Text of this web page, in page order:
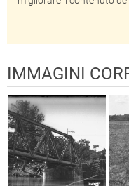
IMMAGINI